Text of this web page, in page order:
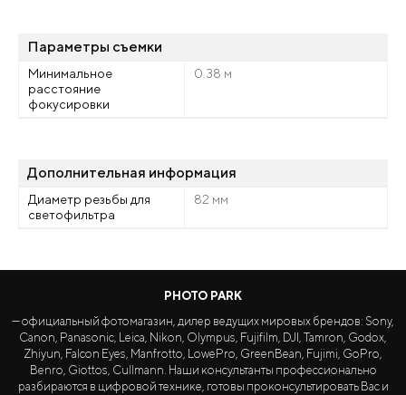
Параметры съемки
Минимальное
расстояние
фокусировки
0.38 м
Дополнительная информация
Диаметр резьбы для
светофильтра
82 мм
PHOTO PARK
— официальный фотомагазин, дилер ведущих мировых брендов: Sony,
Canon, Panasonic, Leica, Nikon, Olympus, Fujifilm, DJI, Tamron, Godox,
Zhiyun, Falcon Eyes, Manfrotto, LowePro, GreenBean, Fujimi, GoPro,
Benro, Giottos, Cullmann. Наши консультанты профессионально
разбираются в цифровой технике, готовы проконсультировать Вас и